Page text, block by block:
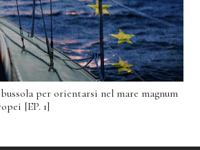
per orientarsi nel mare magnum
[EP. 1]